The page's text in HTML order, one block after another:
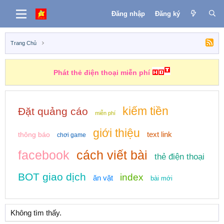
Đăng nhập Đăng ký
Trang Chủ
Phát thẻ điện thoại miễn phí
Đặt quảng cáo miễn phí kiếm tiền
thông báo chơi game giới thiệu text link
facebook cách viết bài thẻ điện thoại
BOT giao dịch ăn vặt index bài mới
Không tìm thấy.